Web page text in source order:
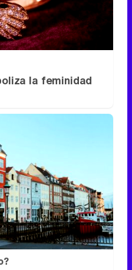
puertas abren
la feminidad